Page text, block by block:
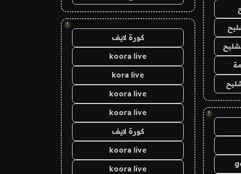
!
!
كورة لايف
koora live
kora live
koora live
koora live
كورة لايف
koora live
koora live